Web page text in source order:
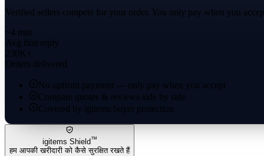
Verified sellers compete for your order. You only pay when you
~4 min
Avg first reply
230K+
Orders delivered
No upfront payment — only pay when you accept
Compare quotes & reviews side by side
Covered by igitems buyer protection
igitems Shield™
हम आपकी खरीदारी को कैसे सुरक्षित रखते हैं